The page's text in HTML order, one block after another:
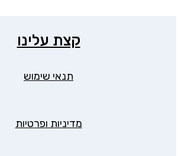
קצת עלינו
תנאי שימוש
מדיניות ופרטיות